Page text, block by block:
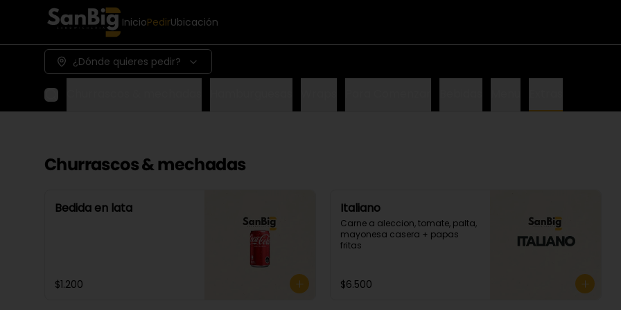
InicioPedirUbicación
¿Dónde quieres pedir?
Churrascos & mechadas
Bedida en lata
$1.200
Italiano
Carne a aleccion, tomate, palta,
mayonesa casera + papas
fritas
$6.500